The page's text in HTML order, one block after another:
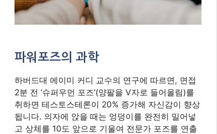
파워포즈의 과학
하버드대 에이미 커디 교수의 연구에 따르면, 면접
2분 전 ‘슈퍼우먼 포즈’(양팔을 V자로 들어올림)를
취하면 테스토스테론이 20% 증가해 자신감이 향상
됩니다. 의자에 앉을 때는 엉덩이를 완전히 밀어넣
고 상체를 10도 앞으로 기울여 전문가 포즈를 연출